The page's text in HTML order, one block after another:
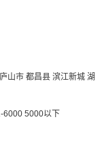
庐山市 都昌县 滨江新城 湖
6000 5000以下